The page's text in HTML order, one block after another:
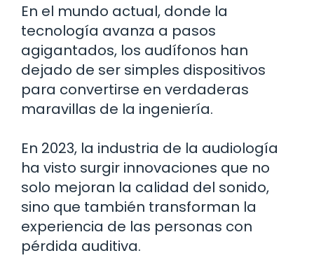
En el mundo actual, donde la
tecnología avanza a pasos
agigantados, los audífonos han
dejado de ser simples dispositivos
para convertirse en verdaderas
maravillas de la ingeniería.
En 2023, la industria de la audiología
ha visto surgir innovaciones que no
solo mejoran la calidad del sonido,
sino que también transforman la
experiencia de las personas con
pérdida auditiva.